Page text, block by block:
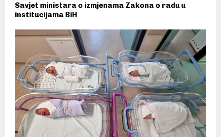
Savjet ministara o izmjenama Zakona o radu u
institucijama BiH